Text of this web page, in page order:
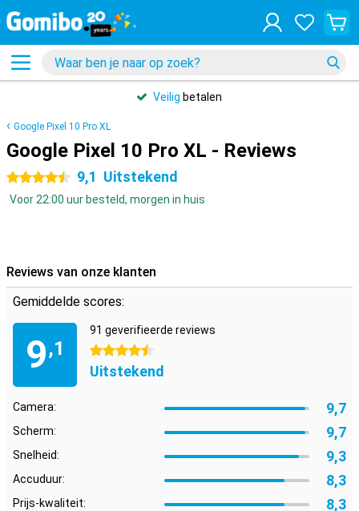
Veilig betalen
Google Pixel 10 Pro XL
Google Pixel 10 Pro XL - Reviews
4.5 sterren 9,1 Uitstekend
Voor 22:00 uur besteld, morgen in huis
Reviews van onze klanten
Gemiddelde scores:
9,1
91 geverifieerde reviews
4.5 sterren
Uitstekend
Camera: 9,7
Scherm: 9,7
Snelheid: 9,3
Accuduur: 8,3
Prijs-kwaliteit: 8,3